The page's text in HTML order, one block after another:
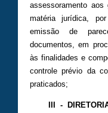
assessoramento aos
matéria jurídica,
emissão de
documentos, em
às finalidades e
controle prévio da
praticados;
III -